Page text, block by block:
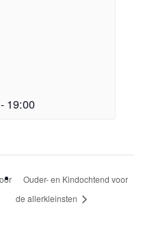
- 19:00
Ouder- en Kindochtend voor
de allerkleinsten